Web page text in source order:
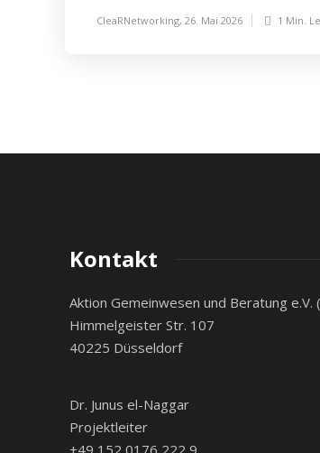
CleaRNetworking, 26. Mai 2026 1 Min.
Kontakt
Aktion Gemeinwesen und Beratung e.V.
Himmelgeister Str. 107
40225 Düsseldorf
Dr. Junus el-Naggar
Projektleiter
+49 152 0176 222 9